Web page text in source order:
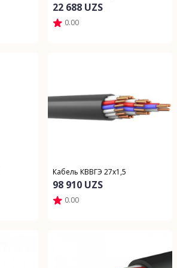
22 688 UZS
0.00
Кабель КВВГЭ 27х1,5
98 910 UZS
0.00